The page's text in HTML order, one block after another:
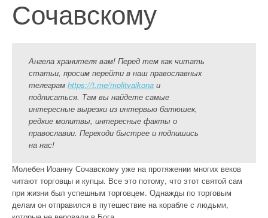
Сочавскому
Ангела хранителя вам! Перед тем как читать
статьи, просим перейти в наш православных
телеграм https://t.me/molitvaikona и
подписаться. Там вы найдете самые
интересные вырезки из интервью батюшек,
редкие молитвы, интересные факты о
православии. Переходи быстрее и подпишись
на нас!
Молебен Иоанну Сочавскому уже на протяжении многих веков
читают торговцы и купцы. Все это потому, что этот святой сам
при жизни был успешным торговцем. Однажды по торговым
делам он отправился в путешествие на корабле с людьми,